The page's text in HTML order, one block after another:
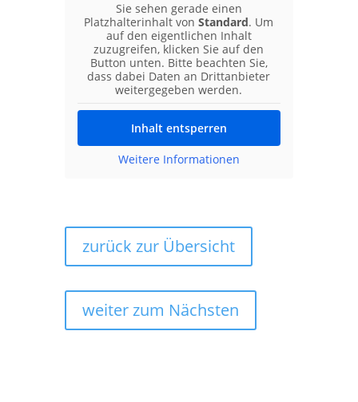
Sie sehen gerade einen
Platzhalterinhalt vonStandard. Um
auf den eigentlichen Inhalt
zuzugreifen, klicken Sie auf den
Button unten. Bitte beachten Sie,
dass dabei Daten an Drittanbieter
weitergegeben werden.
Inhalt entsperren
Weitere Informationen
zurück zur Übersicht
weiter zum Nächsten